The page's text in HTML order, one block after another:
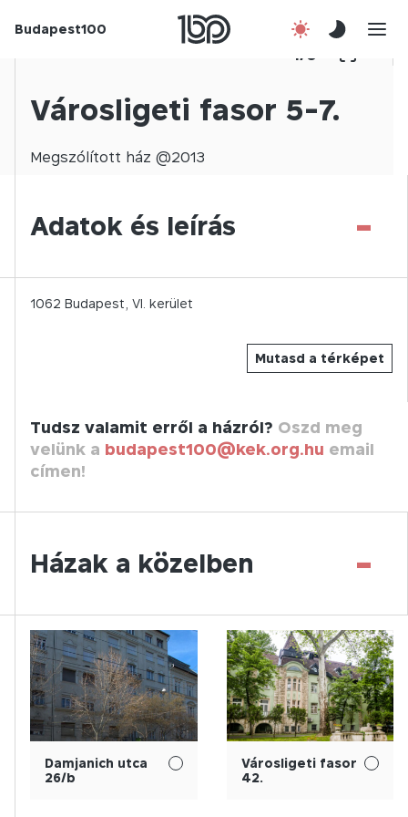
Budapest100
Csatlakozz!
1/ 0
Városligeti fasor 5-7.
Megszólított ház @2013
Adatok és leírás -
Mutasd a térképet
1062 Budapest, VI. kerület
Tudsz valamit erről a házról? Oszd meg
velünk a budapest100@kek.org.hu email
címen!
Házak a közelben -
Damjanich utca
26/b
Városligeti fasor
42.